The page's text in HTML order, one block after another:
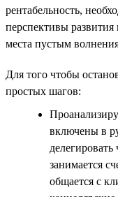
рентабельность,
перспективы
места пустым
Для того чтобы
простых шагов:
включены в
занимается
общается с